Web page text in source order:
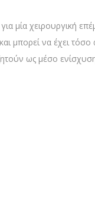
μία χειρουργική
να έχει τόσο
ως μέσο